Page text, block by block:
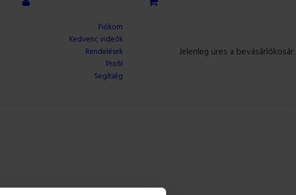
Fiókom
Kedvenc videók
Rendelések
Profil
Segítség
Jelenleg üres a bevásárlókosár.